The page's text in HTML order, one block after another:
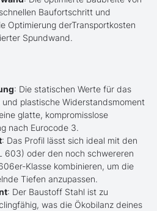
Baufortschritt und
Optimierung derTransportkosten
Spundwand.
: Die statischen Werte für das
und plastische Widerstandsmoment
glatte, kompromisslose
nach Eurocode 3.
: Das Profil lässt sich ideal mit den
603) oder den noch schwereren
Klasse kombinieren, um die
Tiefen anzupassen.
: Der Baustoff Stahl ist zu
was die Ökobilanz deines